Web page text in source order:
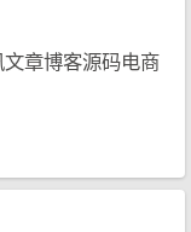
章博客源码电商